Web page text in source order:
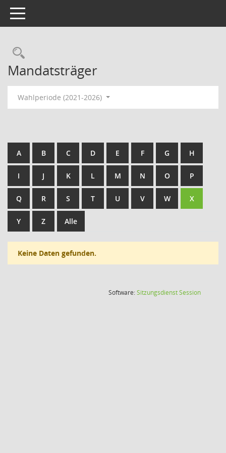
Toggle navigation
Rechercheauswahl
Mandatsträger
Wahlperiode (2021-2026)
A B C D E F G H
I J K L M N O P
Q R S T U V W X
Y Z Alle
Keine Daten gefunden.
Software:SitzungsdienstSession(Wird in